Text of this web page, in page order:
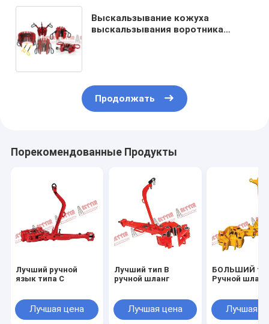
Выскальзывание кожуха
выскальзывания воротника
ДОСТУПА МИССИИ ВЭАТХЭРФОРД
НОЯБРЯ ВАРКО БДЖ
Продолжать
Порекомендованные Продукты
Лучший ручной
язык типа С
Лучшая цена
Лучший тип B
ручной шланг
Лучшая цена
БОЛЬШИЙ
Ручной шланг
Лучшая